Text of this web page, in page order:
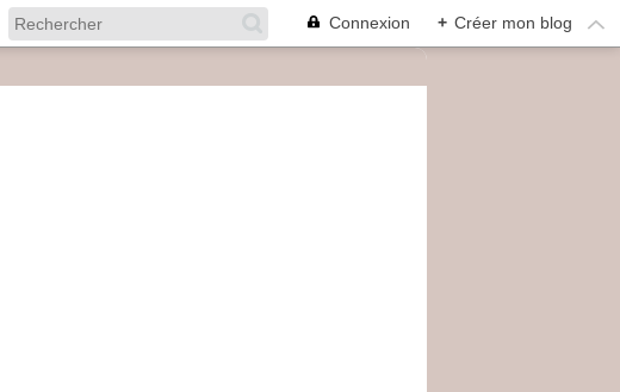
Connexion + Créer mon blog